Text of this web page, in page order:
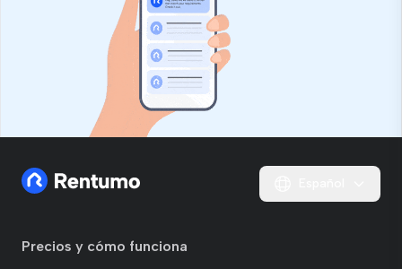
Precios y cómo funciona